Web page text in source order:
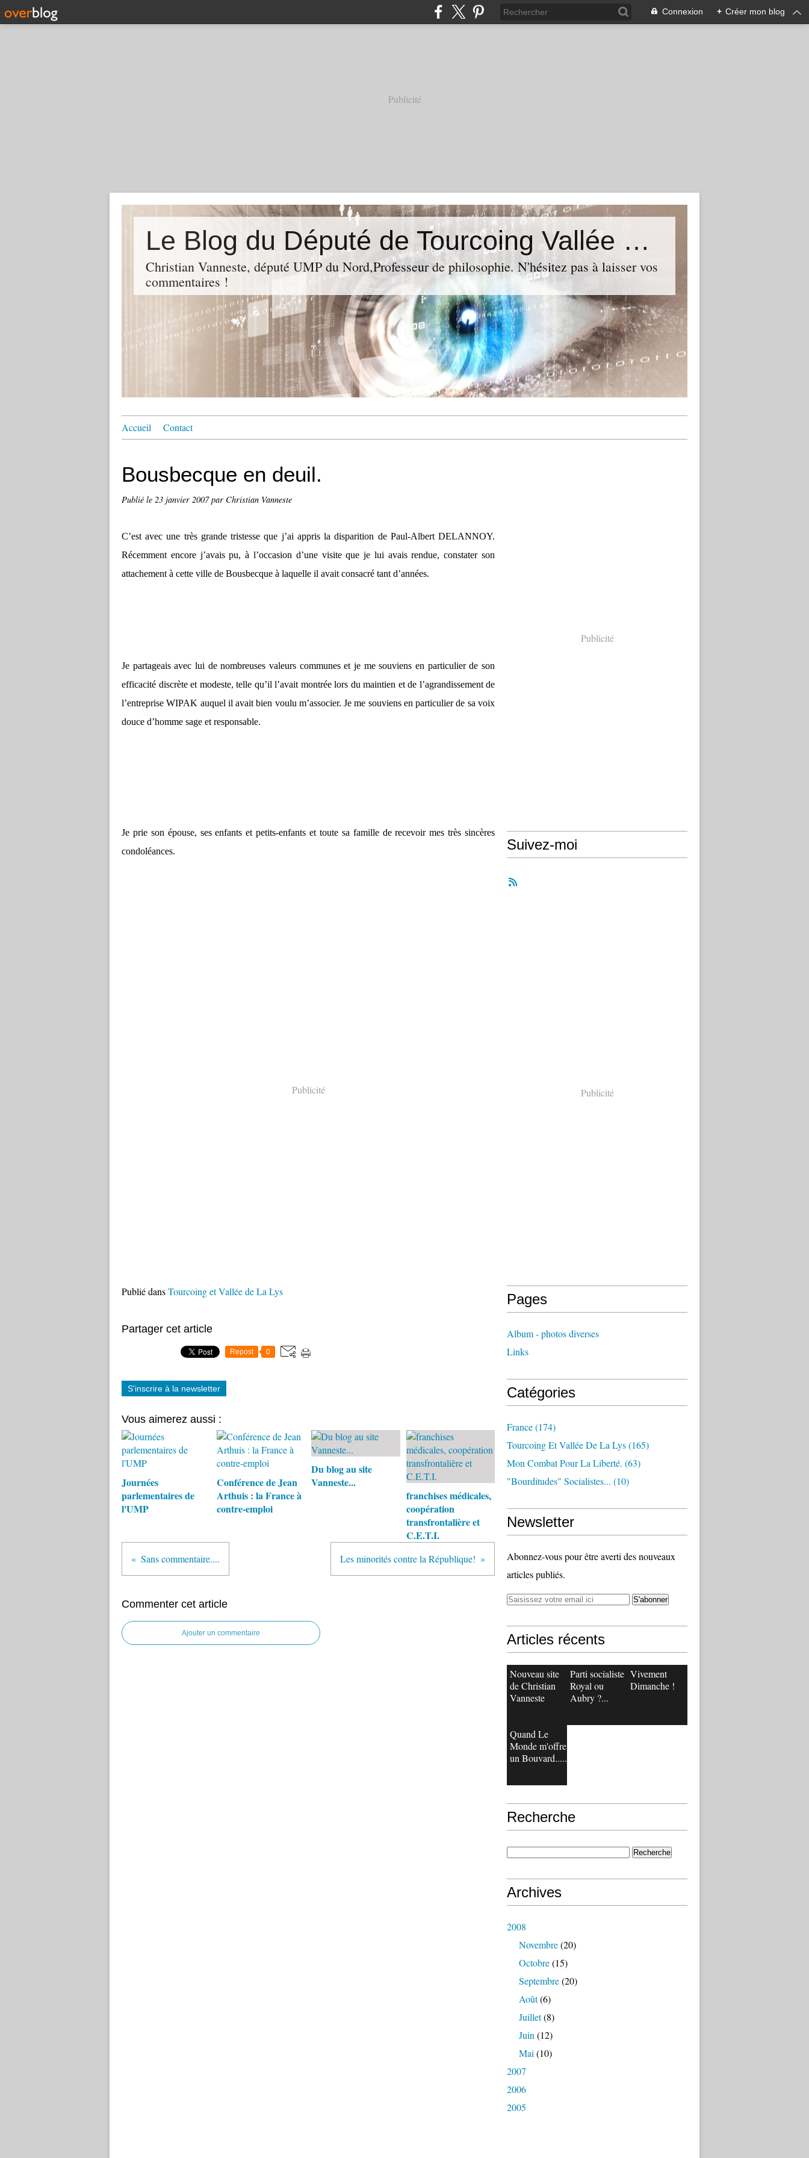
Connexion + Créer mon blog
Publicité
Le Blog du Député de Tourcoing Vallée de La Lys
Christian Vanneste, député UMP du Nord,Professeur de philosophie. N'hésitez pas à laisser vos
commentaires !
Accueil Contact
Bousbecque en deuil.
Publié le 23 janvier 2007par Christian Vanneste
C’est avec une très grande tristesse que j’ai appris la disparition de Paul-Albert DELANNOY.
Récemment encore j’avais pu, à l’occasion d’une visite que je lui avais rendue, constater son
attachement à cette ville de Bousbecque à laquelle il avait consacré tant d’années.
Je partageais avec lui de nombreuses valeurs communes et je me souviens en particulier de son
efficacité discrète et modeste, telle qu’il l’avait montrée lors du maintien et de l’agrandissement de
l’entreprise WIPAK auquel il avait bien voulu m’associer. Je me souviens en particulier de sa voix
douce d’homme sage et responsable.
Je prie son épouse, ses enfants et petits-enfants et toute sa famille de recevoir mes très sincères
condoléances.
Publicité
Publié dansTourcoing et Vallée de La Lys
Partager cet article
Repost 0
S'inscrire à la newsletter
Vous aimerez aussi :
Journées
parlementaires de
l'UMP
Conférence de Jean
Arthuis : la France à
contre-emploi
Du blog au site
Vanneste...
franchises médicales,
coopération
transfrontalière et
C.E.T.I.
Sans commentaire.... Les minorités contre la République!
Commenter cet article
Ajouter un commentaire
Publicité
Suivez-moi
Publicité
Pages
Album - photos diverses
Links
Catégories
France(174)
Tourcoing Et Vallée De La Lys(165)
Mon Combat Pour La Liberté. (63)
"bourditudes" Socialistes... (10)
Newsletter
Abonnez-vous pour être averti des nouveaux
articles publiés.
Articles récents
Nouveau site
de Christian
Vanneste
Parti socialiste :
Royal ou
Aubry ?...
Vivement
Dimanche !
Quand Le
Monde m'offre
un Bouvard.....
Recherche
Archives
2008
Novembre(20)
Octobre(15)
Septembre(20)
Août(6)
Juillet(8)
Juin (12)
Mai (10)
2007
2006
2005